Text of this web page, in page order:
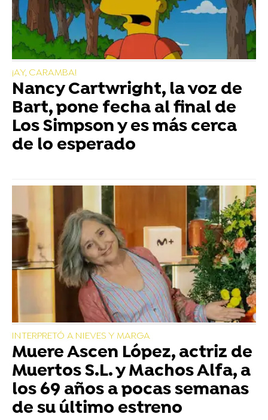
¡AY, CARAMBA!
Nancy Cartwright, la voz de
Bart, pone fecha al final de
Los Simpson y es más cerca
de lo esperado
INTERPRETÓ A NIEVES Y MARGA
Muere Ascen López, actriz de
Muertos S.L. y Machos Alfa, a
los 69 años a pocas semanas
de su último estreno